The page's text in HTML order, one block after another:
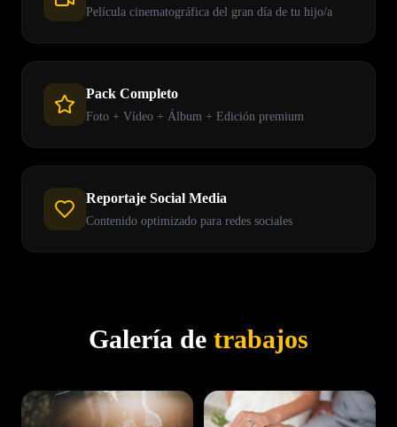
Película cinematográfica del gran día de tu hijo/a
Pack Completo
Foto + Vídeo + Álbum + Edición premium
Reportaje Social Media
Contenido optimizado para redes sociales
Galería de trabajos